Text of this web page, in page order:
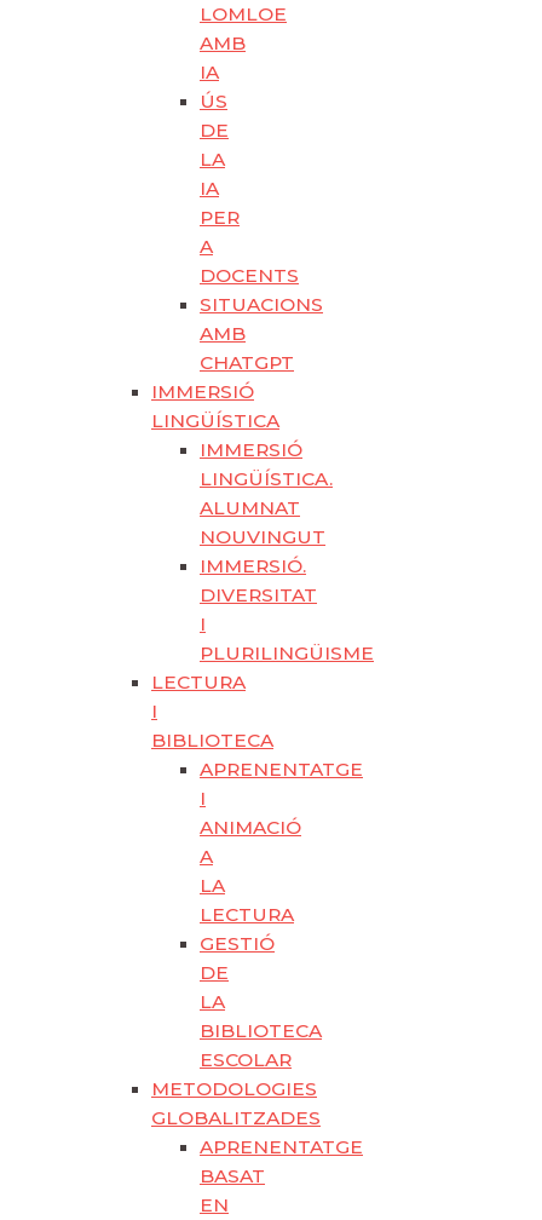
LOMLOE
AMB
IA
ÚS
DE
LA
IA
PER
A
DOCENTS
SITUACIONS
AMB
CHATGPT
IMMERSIÓ
LINGÜÍSTICA
IMMERSIÓ
LINGÜÍSTICA.
ALUMNAT
NOUVINGUT
IMMERSIÓ.
DIVERSITAT
I
PLURILINGÜISME
LECTURA
I
BIBLIOTECA
APRENENTATGE
I
ANIMACIÓ
A
LA
LECTURA
GESTIÓ
DE
LA
BIBLIOTECA
ESCOLAR
METODOLOGIES
GLOBALITZADES
APRENENTATGE
BASAT
EN